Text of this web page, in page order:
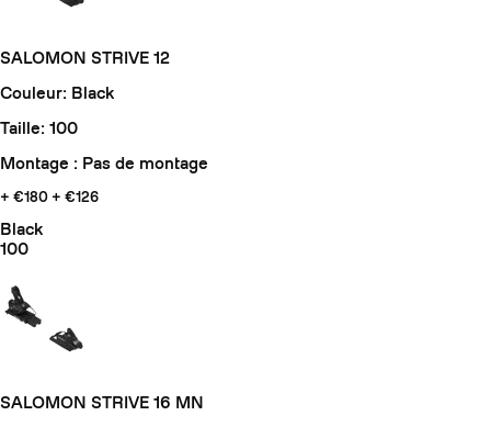
SALOMON STRIVE 12
Couleur: Black
Taille: 100
Montage : Pas de montage
+ €180 + €126
Black
100
SALOMON STRIVE 16 MN